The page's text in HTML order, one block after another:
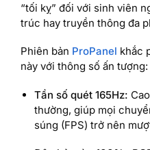
“tối kỵ” đối với sinh viên
trúc hay truyền thông đa
Phiên bản ProPanel khắc
này với thông số ấn tượng:
Tần số quét 165Hz:
thường, giúp mọi
súng (FPS) trở nên